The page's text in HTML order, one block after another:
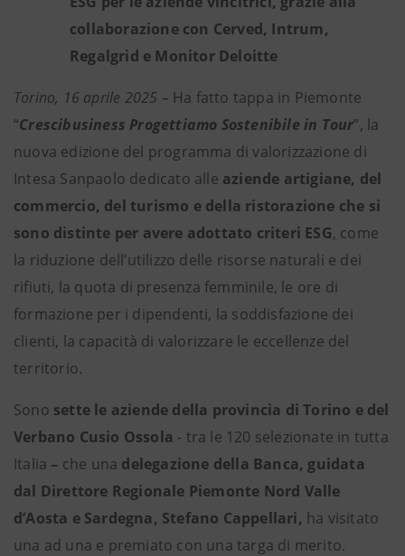
collaborazione con Cerved, Intrum,
Regalgrid e Monitor Deloitte
Torino, 16 aprile 2025 – Ha fatto tappa in Piemonte
“Crescibusiness Progettiamo Sostenibile in Tour”, la
nuova edizione del programma di valorizzazione di
Intesa Sanpaolo dedicato alle aziende artigiane, del
commercio, del turismo e della ristorazione che si
sono distinte per avere adottato criteri ESG, come
la riduzione dell’utilizzo delle risorse naturali e dei
rifiuti, la quota di presenza femminile, le ore di
formazione per i dipendenti, la soddisfazione dei
clienti, la capacità di valorizzare le eccellenze del
territorio.
Sono sette le aziende della provincia di Torino e del
Verbano Cusio Ossola - tra le 120 selezionate in tutta
Italia – che una delegazione della Banca, guidata
dal Direttore Regionale Piemonte Nord Valle
d’Aosta e Sardegna, Stefano Cappellari, ha visitato
una ad una e premiato con una targa di merito.